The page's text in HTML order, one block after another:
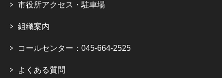
市役所アクセス・駐車場
組織案内
コールセンター：045-664-2525
よくある質問